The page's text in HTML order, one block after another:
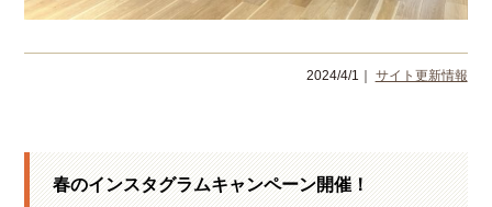
2024/4/1｜ サイト更新情報
春のインスタグラムキャンペーン開催！